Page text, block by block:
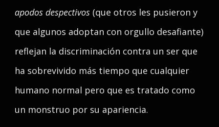
apodos despectivos (que otros les pusieron y
que algunos adoptan con orgullo desafiante)
reflejan la discriminación contra un ser que
ha sobrevivido más tiempo que cualquier
humano normal pero que es tratado como
un monstruo por su apariencia.